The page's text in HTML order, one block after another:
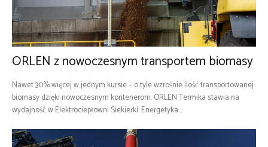
ORLEN z nowoczesnym transportem biomasy
Nawet 30% więcej w jednym kursie – o tyle wzrośnie ilość transportowanej
biomasy dzięki nowoczesnym kontenerom. ORLEN Termika stawia na
wydajność w Elektrociepłowni Siekierki. Energetyka...